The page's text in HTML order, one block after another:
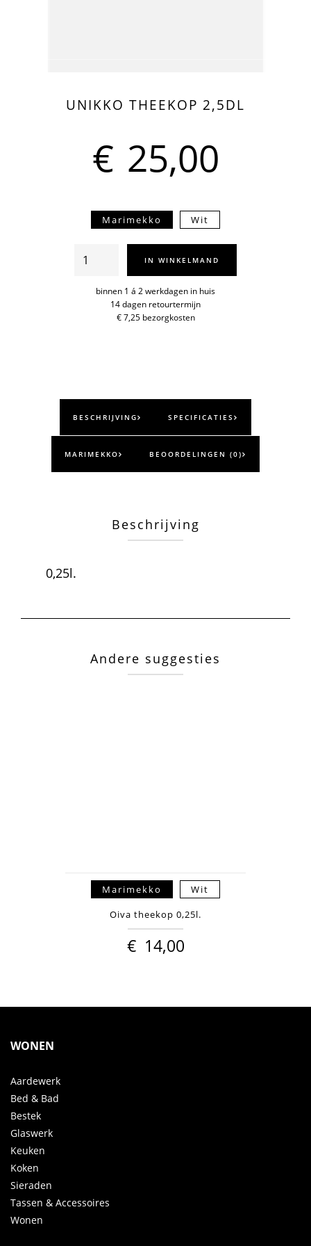
UNIKKO THEEKOP 2,5DL
€ 25,00
Marimekko Wit
Unikko
2,5dl
IN WINKELMAND
binnen 1 á 2 werkdagen in huis
14 dagen retourtermijn
€ 7,25 bezorgkosten
BESCHRIJVING SPECIFICATIES
MARIMEKKO BEOORDELINGEN (0)
Beschrijving
0,25l.
Andere suggesties
Marimekko Wit
Oiva theekop 0,25l.
€ 14,00
WONEN
Aardewerk
Bed & Bad
Bestek
Glaswerk
Keuken
Koken
Sieraden
Tassen & Accessoires
Wonen